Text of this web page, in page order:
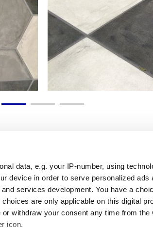
data, e.g. your IP-number, using
device in order to serve personalized ads
services development. You have a
are only applicable on this digital
withdraw your consent any time from the
icon.
ссылки
Corona
к нам
Marca Corona
Юридическая зона
Условия продажи
Файлы cookie
Пересмотрите ваш выбор